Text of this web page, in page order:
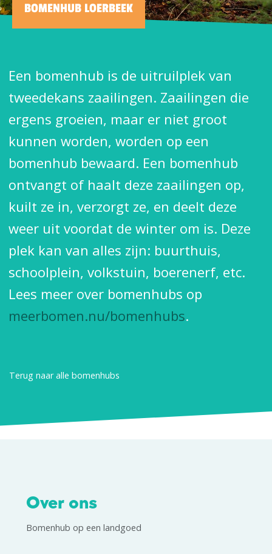
BOMENHUB LOERBEEK
Een bomenhub is de uitruilplek van
tweedekans zaailingen. Zaailingen die
ergens groeien, maar er niet groot
kunnen worden, worden op een
bomenhub bewaard. Een bomenhub
ontvangt of haalt deze zaailingen op,
kuilt ze in, verzorgt ze, en deelt deze
weer uit voordat de winter om is. Deze
plek kan van alles zijn: buurthuis,
schoolplein, volkstuin, boerenerf, etc.
Lees meer over bomenhubs op
meerbomen.nu/bomenhubs.
Terug naar alle bomenhubs
Over ons
Bomenhub op een landgoed